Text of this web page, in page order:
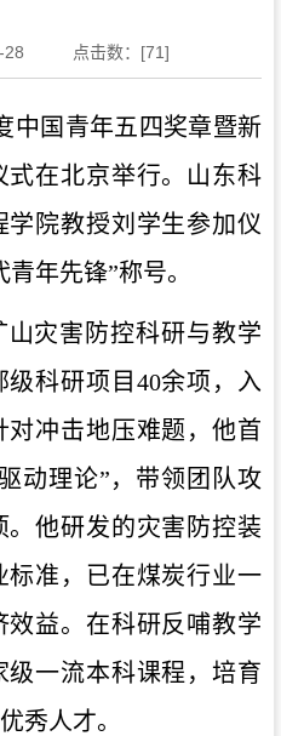
28 点击数：[71]
中国青年五四奖章暨新
式在北京举行。山东科
院教授刘学生参加仪
年先锋”称号。
灾害防控科研与教学
科研项目40余项，入
冲击地压难题，他首
动理论”，带领团队攻
。他研发的灾害防控装
准，已在煤炭行业一
益。在科研反哺教学
一流本科课程，培育
秀人才。